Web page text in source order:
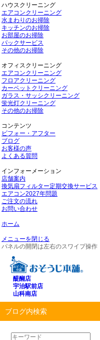
ハウスクリーニング
エアコンクリーニング
水まわりのお掃除
キッチンのお掃除
お部屋のお掃除
パックサービス
その他のお掃除
オフィスクリーニング
エアコンクリーニング
フロアクリーニング
カーペットクリーニング
ガラス・サッシクリーニング
蛍光灯クリーニング
その他のお掃除
コンテンツ
ビフォー・アフター
ブログ
お客様の声
よくある質問
インフォーメーション
店舗案内
換気扇フィルター定期交換サービス
エアコン2027年問題
ご注文の流れ
お問い合わせ
ホーム
メニューを閉じる
パネルの開閉は左右のスワイプ操
醍醐店
宇治駅前店
山科南店
ブログ内検索